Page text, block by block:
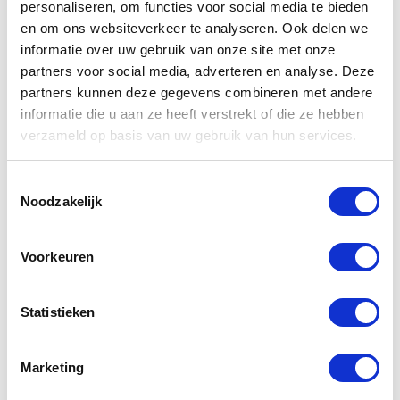
personaliseren, om functies voor social media te bieden
en om ons websiteverkeer te analyseren. Ook delen we
informatie over uw gebruik van onze site met onze
partners voor social media, adverteren en analyse. Deze
partners kunnen deze gegevens combineren met andere
informatie die u aan ze heeft verstrekt of die ze hebben
verzameld op basis van uw gebruik van hun services.
Noodzakelijk
Voorkeuren
Statistieken
Marketing
Gerelateerde
-40%